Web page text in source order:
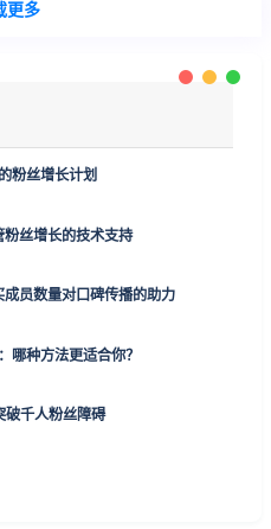
更多
粉丝增长计划
丝增长的技术支持
员数量对口碑传播的助力
哪种方法更适合你？
千人粉丝障碍